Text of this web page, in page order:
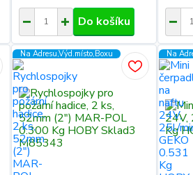
Do košíku
Na Adresu,Výd.místo,Boxu Na